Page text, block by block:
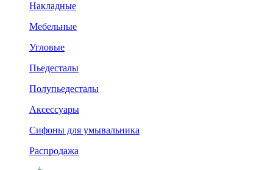
Накладные
Мебельные
Угловые
Пьедесталы
Полупьедесталы
Аксессуары
Сифоны для умывальника
Распродажа